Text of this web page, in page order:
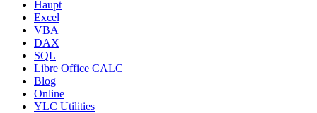
Haupt
Excel
VBA
DAX
SQL
Libre Office CALC
Blog
Online
YLC Utilities